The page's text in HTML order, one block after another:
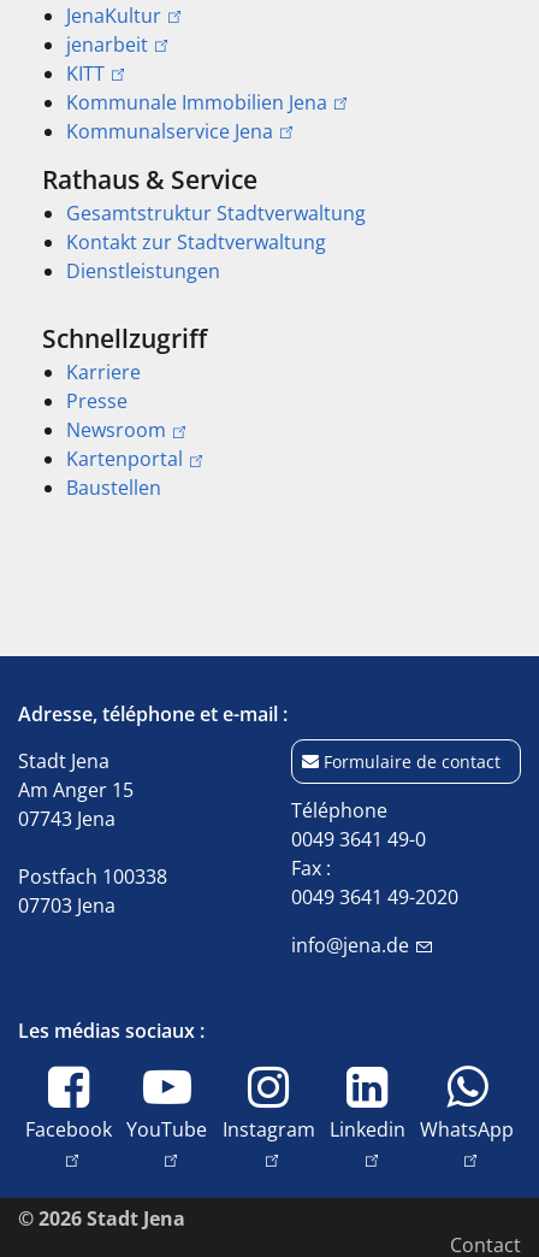
JenaKultur
jenarbeit
KITT
Kommunale Immobilien Jena
Kommunalservice Jena
Rathaus & Service
Gesamtstruktur Stadtverwaltung
Kontakt zur Stadtverwaltung
Dienstleistungen
Schnellzugriff
Karriere
Presse
Newsroom
Kartenportal
Baustellen
Adresse, téléphone et e-mail :
Stadt Jena
Am Anger 15
07743 Jena
Postfach 100338
07703 Jena
Formulaire de contact
Téléphone
0049 3641 49-0
Fax :
0049 3641 49-2020
info@jena.de
Les médias sociaux :
Facebook YouTube Instagram Linkedin WhatsApp
© 2026 Stadt Jena
Contact